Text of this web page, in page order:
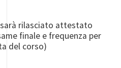
rilasciato attestato
finale e frequenza per
del corso)